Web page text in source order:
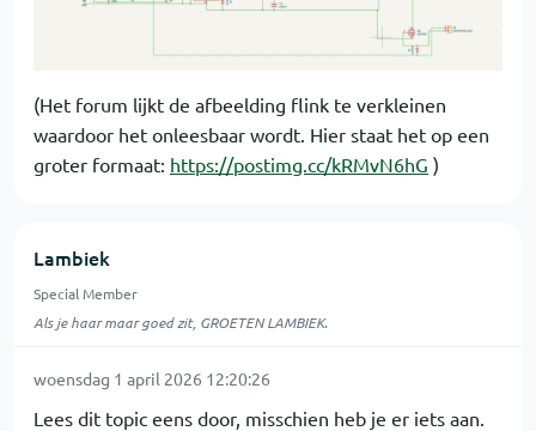
(Het forum lijkt de afbeelding flink te verkleinen
waardoor het onleesbaar wordt. Hier staat het op een
groter formaat: https://postimg.cc/kRMvN6hG )
Lambiek
Special Member
Als je haar maar goed zit, GROETEN LAMBIEK.
woensdag 1 april 2026 12:20:26
Lees dit topic eens door, misschien heb je er iets aan.